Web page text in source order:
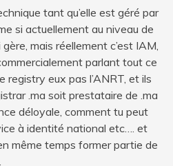
tant qu’elle est géré par
si actuellement au niveau de
mais réellement c’est IAM,
parlant tout ce
registry eux pas l’ANRT, et ils
.ma soit prestataire de .ma
déloyale, comment tu peut
à identité national etc…. et
même temps former partie de